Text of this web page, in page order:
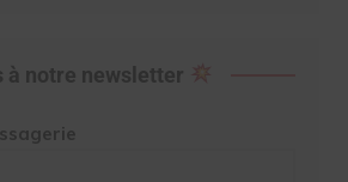
à notre newsletter